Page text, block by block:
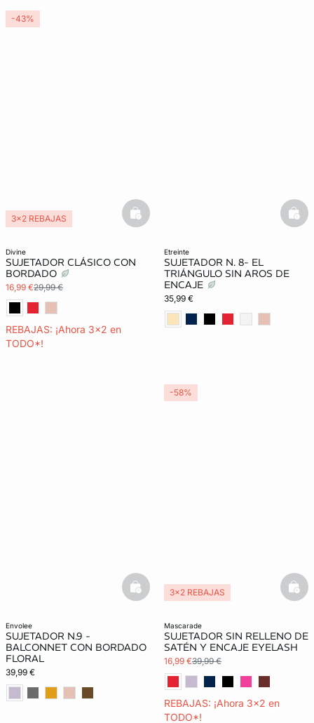
divine
SUJETADOR CLÁSICO CON
BORDADO
16,99 €29,99 €
REBAJAS: ¡Ahora 3x2 en
TODO*!
3x2 REBAJAS basketfull
-43%
etreinte
SUJETADOR N. 8- EL
TRIÁNGULO SIN AROS DE
ENCAJE
35,99 €
envolee
SUJETADOR N.9 -
BALCONNET CON BORDADO
FLORAL
39,99 €
basketfull
mascarade
SUJETADOR SIN RELLENO DE
SATÉN Y ENCAJE EYELASH
16,99 €39,99 €
REBAJAS: ¡Ahora 3x2 en
TODO*!
3x2 REBAJAS
-58%